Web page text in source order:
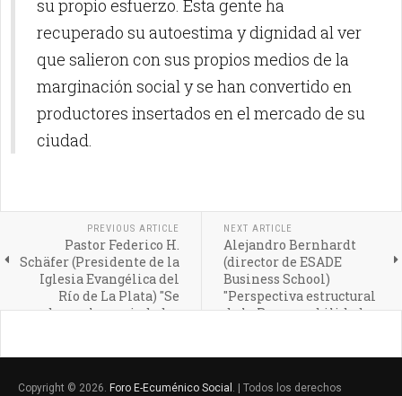
su propio esfuerzo. Esta gente ha
recuperado su autoestima y dignidad al ver
que salieron con sus propios medios de la
marginación social y se han convertido en
productores insertados en el mercado de su
ciudad.
PREVIOUS ARTICLE
Pastor Federico H.
Schäfer (Presidente de la
Iglesia Evangélica del
Río de La Plata) "Se
acabaron las sociedades
NEXT ARTICLE
Alejandro Bernhardt
(director de ESADE
Business School)
"Perspectiva estructural
de la Responsabilidad
Copyright © 2026. Foro E-Ecuménico Social . | Todos los derechos